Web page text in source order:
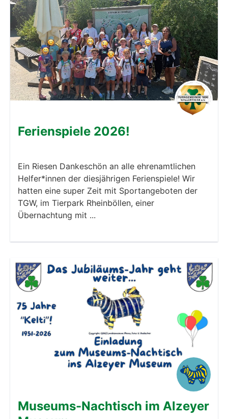
Ferienspiele 2026!
Ein Riesen Dankeschön an alle ehrenamtlichen
Helfer*innen der diesjährigen Ferienspiele! Wir
hatten eine super Zeit mit Sportangeboten der
TGW, im Tierpark Rheinböllen, einer
Übernachtung mit ...
Museums-Nachtisch im Alzeyer